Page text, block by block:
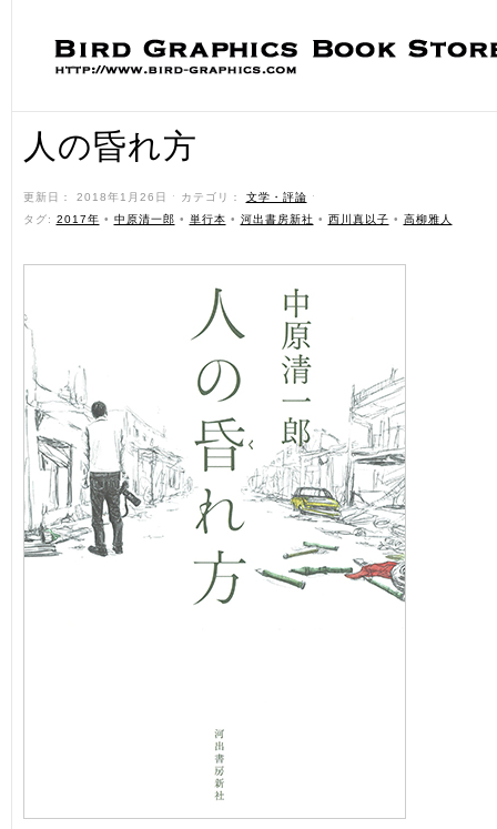
人の昏れ方
更新日： 2018年1月26日 ˑ カテゴリ： 文学・評論 ˑ
タグ: 2017年 • 中原清一郎 • 単行本 • 河出書房新社 • 西川真以子 • 高柳雅人